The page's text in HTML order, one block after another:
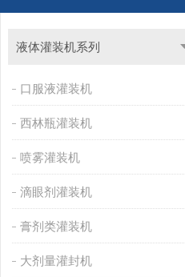
液体灌装机系列
口服液灌装机
西林瓶灌装机
喷雾灌装机
滴眼剂灌装机
膏剂类灌装机
大剂量灌封机